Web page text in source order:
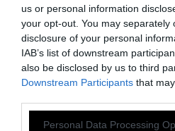
us or personal information
your opt-out. You may separately
disclosure of your personal
IAB’s list of downstream
also be disclosed by us to third
Downstream Participants that
Personal Data Processing
1 Μαρτίου 2021